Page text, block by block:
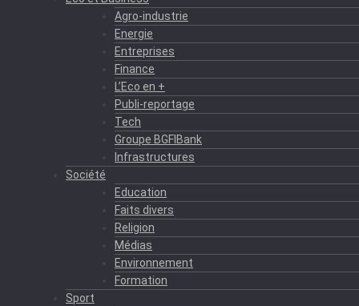
Agro-industrie
Energie
Entreprises
Finance
L’Eco en +
Publi-reportage
Tech
Groupe BGFIBank
Infrastructures
Société
Education
Faits divers
Religion
Médias
Environnement
Formation
Sport